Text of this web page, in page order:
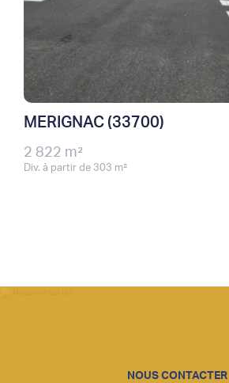
MERIGNAC (33700)
2 822 m²
Div. à partir de 303 m²
NOUS CONTACTER